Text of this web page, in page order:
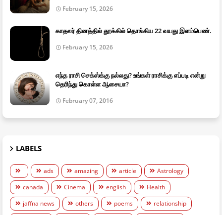
February 15, 2026
காதலர் தினத்தில் தூக்கில் தொங்கிய 22 வயது இளம்பெண்.
February 15, 2026
எந்த ராசி செக்ஸ்க்கு நல்லது? உங்கள் ராசிக்கு எப்படி என்று
தெரிந்து கொள்ள ஆசையா?
February 07, 2016
LABELS
ads amazing article
Astrology
canada
Cinema english
Health
jaffna news
others poems
relationship